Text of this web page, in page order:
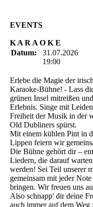
EVENTS
K A R A O K E
Datum:
31.07.2026
19:00
Erlebe die Magie der
Karaoke-Bühne! - Lass
grünen Insel mitreißen
Erlebnis. Singe mit
Freiheit der Musik in der
Old Dubliners spürst.
Mit einem kühlen Pint in
Lippen feiern wir
Die Bühne gehört dir –
Liedern, die darauf
werden! Sei Teil unserer
gemeinsam mit jeder
bringen. Wir freuen uns
Also schnapp' dir deine
auch immer auf dem